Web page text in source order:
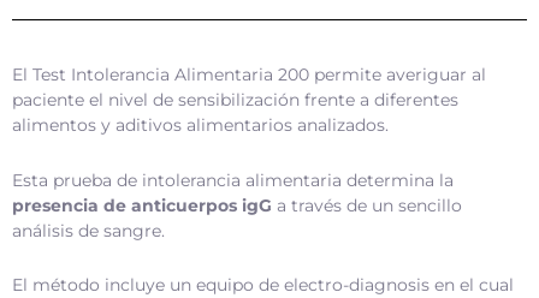
El Test Intolerancia Alimentaria 200 permite averiguar al
paciente el nivel de sensibilización frente a diferentes
alimentos y aditivos alimentarios analizados.
Esta prueba de intolerancia alimentaria determina la
presencia de anticuerpos igG a través de un sencillo
análisis de sangre.
El método incluye un equipo de electro-diagnosis en el cual